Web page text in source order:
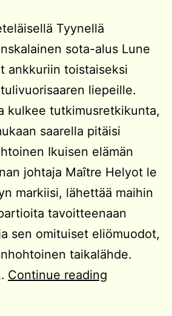
Tyynellä
sota-alus Lune
ankkuriin toistaiseksi
liepeille.
kulkee tutkimusretkikunta,
saarella pitäisi
Ikuisen elämän
johtaja Maître Helyot le
markiisi, lähettää maihin
tavoitteenaan
sen omituiset eliömuodot,
taikalähde.
Continue reading